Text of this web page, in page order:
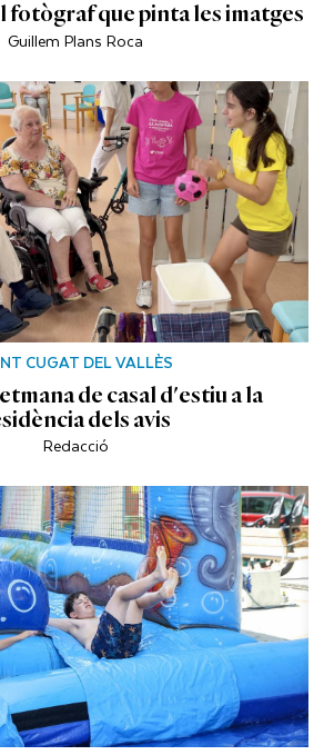
fotògraf que pinta les imatges
Guillem Plans Roca
CUGAT DEL VALLÈS
de casal d'estiu a la
dels avis
Redacció